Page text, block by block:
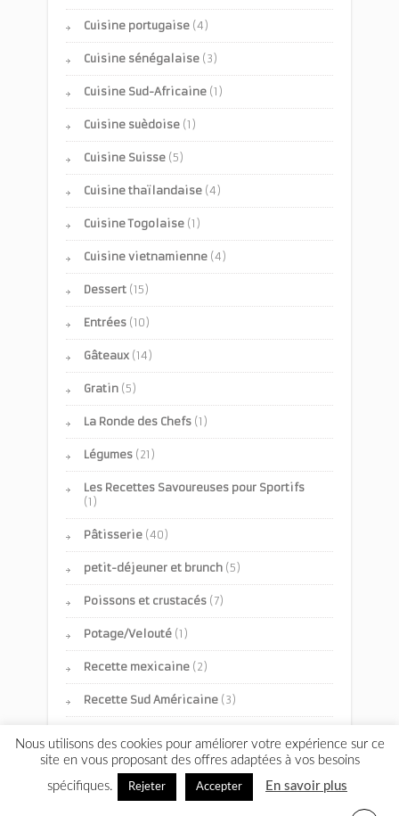
Cuisine portugaise (4)
Cuisine sénégalaise (3)
Cuisine Sud-Africaine (1)
Cuisine suèdoise (1)
Cuisine Suisse (5)
Cuisine thaïlandaise (4)
Cuisine Togolaise (1)
Cuisine vietnamienne (4)
Dessert (15)
Entrées (10)
Gâteaux (14)
Gratin (5)
La Ronde des Chefs (1)
Légumes (21)
Les Recettes Savoureuses pour Sportifs
(1)
Pâtisserie (40)
petit-déjeuner et brunch (5)
Poissons et crustacés (7)
Potage/Velouté (1)
Recette mexicaine (2)
Recette Sud Américaine (3)
(1)
Recettes Salées (70)
Nous utilisons des cookies pour améliorer votre expérience sur ce
site en vous proposant des offres adaptées à vos besoins
spécifiques.
Rejeter Accepter En savoir plus